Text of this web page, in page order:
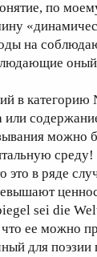
по
на
оный
в категорию
или
можно
в ряде
sei die
ее можно
для поэзии